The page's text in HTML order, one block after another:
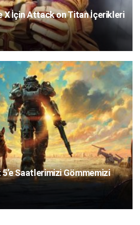
X İçin Attack on Titan İçerikleri
Saatlerimizi Gömmemizi